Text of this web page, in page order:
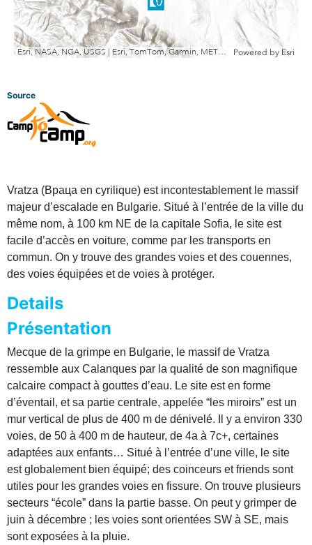
out
Esri, NASA, NGA, USGS | Esri, TomTom, Garmin, METI/NASA, USGS Powered by Esri
Source
Vratza (Враца en cyrilique) est incontestablement le massif
majeur d’escalade en Bulgarie. Situé à l’entrée de la ville du
même nom, à 100 km NE de la capitale Sofia, le site est
facile d’accès en voiture, comme par les transports en
commun. On y trouve des grandes voies et des couennes,
des voies équipées et de voies à protéger.
Details
Présentation
Mecque de la grimpe en Bulgarie, le massif de Vratza
ressemble aux Calanques par la qualité de son magnifique
calcaire compact à gouttes d’eau. Le site est en forme
d’éventail, et sa partie centrale, appelée “les miroirs” est un
mur vertical de plus de 400 m de dénivelé. Il y a environ 330
voies, de 50 à 400 m de hauteur, de 4a à 7c+, certaines
adaptées aux enfants… Situé à l’entrée d’une ville, le site
est globalement bien équipé; des coinceurs et friends sont
utiles pour les grandes voies en fissure. On trouve plusieurs
secteurs “école” dans la partie basse. On peut y grimper de
juin à décembre ; les voies sont orientées SW à SE, mais
sont exposées à la pluie.